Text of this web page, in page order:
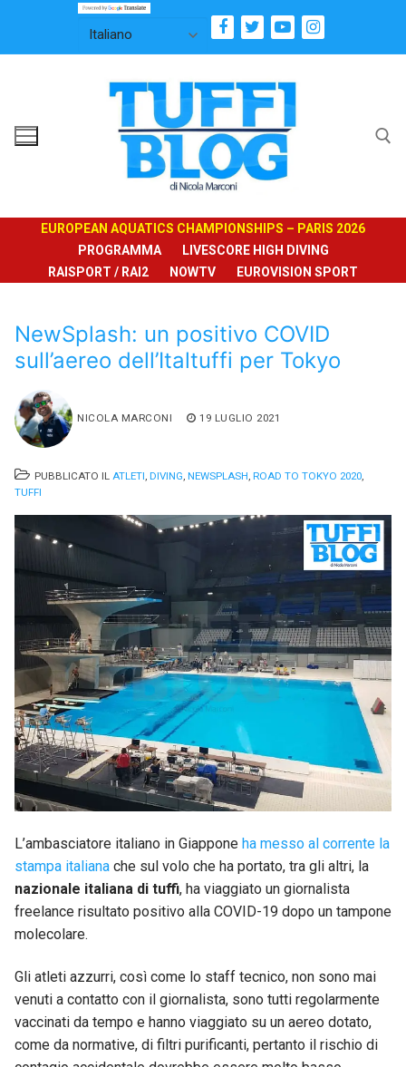
contenuto
EUROPEAN AQUATICS CHAMPIONSHIPS – PARIS 2026
PROGRAMMA
LIVESCORE HIGH DIVING
RAISPORT / RAI2
NOWTV EUROVISION SPORT
NewSplash: un positivo COVID
sull’aereo dell’Italtuffi per Tokyo
NICOLA MARCONI 19 LUGLIO 2021
PUBBLICATO IL ATLETI, DIVING, NEWSPLASH, ROAD TO TOKYO 2020,
TUFFI
L’ambasciatore italiano in Giappone ha messo al corrente la
stampa italiana che sul volo che ha portato, tra gli altri, la
nazionale italiana di tuffi, ha viaggiato un giornalista
freelance risultato positivo alla COVID-19 dopo un tampone
molecolare.
Gli atleti azzurri, così come lo staff tecnico, non sono mai
venuti a contatto con il giornalista, sono tutti regolarmente
vaccinati da tempo e hanno viaggiato su un aereo dotato,
come da normative, di filtri purificanti, pertanto il rischio di